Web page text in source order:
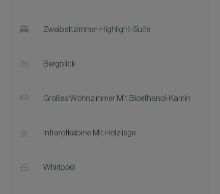
Zweibettzimmer-Highlight-Suite
Bergblick
Großes Wohnzimmer Mit Bioethanol-Kamin
Infrarotkabine Mit Holzliege
Whirlpool